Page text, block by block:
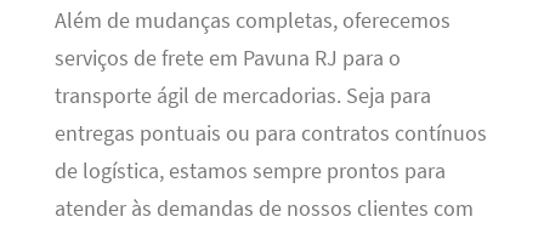
Além de mudanças completas, oferecemos
serviços de frete em Pavuna RJ para o
transporte ágil de mercadorias. Seja para
entregas pontuais ou para contratos contínuos
de logística, estamos sempre prontos para
atender às demandas de nossos clientes com